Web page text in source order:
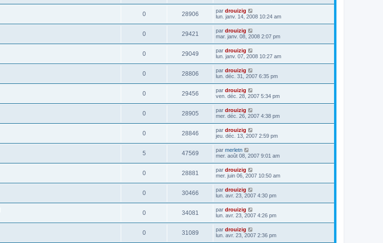
0 28906 par drouizig
lun. janv. 14, 2008 10:24 am
0 29421 par drouizig
mar. janv. 08, 2008 2:07 pm
0 29049 par drouizig
lun. janv. 07, 2008 10:27 am
0 28806 par drouizig
lun. déc. 31, 2007 6:35 pm
0 29456 par drouizig
ven. déc. 28, 2007 5:34 pm
0 28905 par drouizig
mer. déc. 26, 2007 4:38 pm
0 28846 par drouizig
jeu. déc. 13, 2007 2:59 pm
5 47569 par merletn
mer. août 08, 2007 9:01 am
0 28881 par drouizig
mer. juin 06, 2007 10:50 am
0 30466 par drouizig
lun. avr. 23, 2007 4:30 pm
0 34081 par drouizig
lun. avr. 23, 2007 4:26 pm
0 31089 par drouizig
lun. avr. 23, 2007 2:36 pm